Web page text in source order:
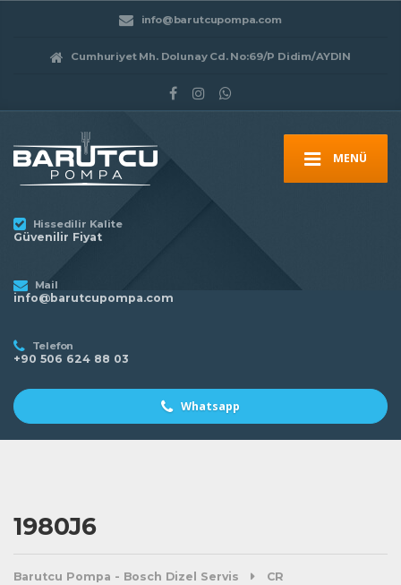
info@barutcupompa.com
Cumhuriyet Mh. Dolunay Cd. No:69/P Didim/AYDIN
MENÜ
Hissedilir Kalite
Güvenilir Fiyat
Mail
info@barutcupompa.com
Telefon
+90 506 624 88 03
Whatsapp
1980J6
Barutcu Pompa - Bosch Dizel Servis
CR